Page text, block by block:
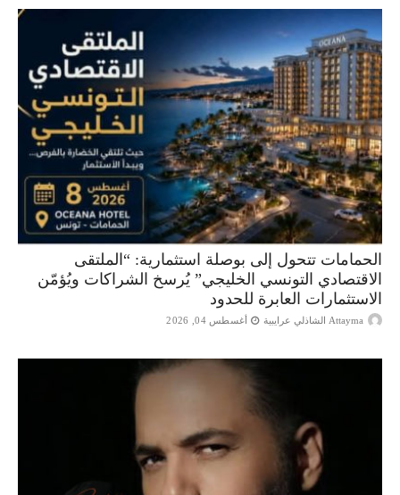
الحمامات تتحول إلى بوصلة استثمارية: “الملتقى
الاقتصادي التونسي الخليجي” يُرسخ الشراكات ويُؤمّن
الاستثمارات العابرة للحدود
Attayma الشاذلي عرايبية أغسطس 04, 2026